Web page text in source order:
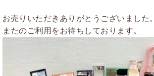
お売りいただきありがとうございました。
またのご利用をお待ちしております。